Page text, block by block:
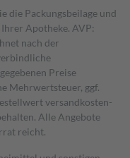
die Packungsbeilage und
Apotheke. AVP:
nach der
Preise
Mehrwertsteuer, ggf.
versand­kosten­
Alle Angebote
reicht.